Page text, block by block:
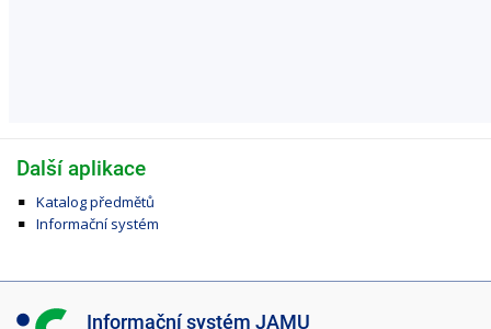
Další aplikace
Katalog předmětů
Informační systém
I Informační systém JAMU